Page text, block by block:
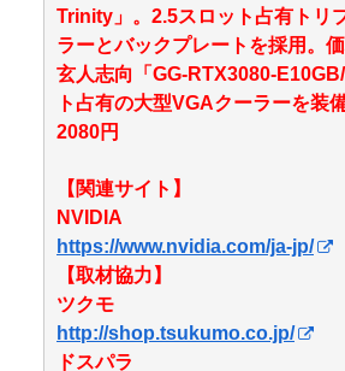
Trinity」。2.5スロット占有トリ
ラーとバックプレートを採用。
玄人志向「GG-RTX3080-
ト占有の大型VGAクーラーを装
2080円
【関連サイト】
NVIDIA
https://www.nvidia.com/ja-jp/
【取材協力】
ツクモ
http://shop.tsukumo.co.jp/
ドスパラ